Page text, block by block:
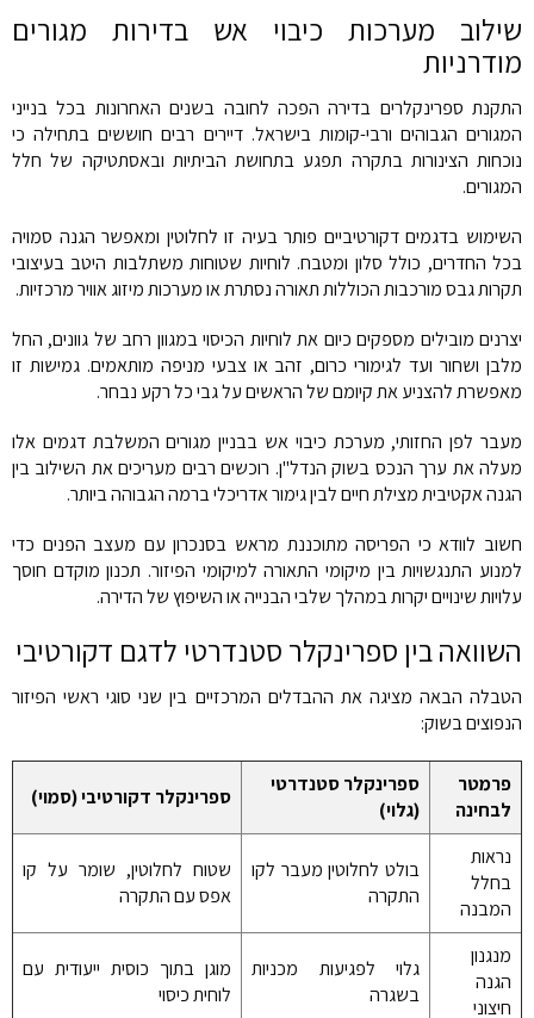
שילוב מערכות כיבוי אש בדירות מגורים
מודרניות
התקנת ספרינקלרים בדירה הפכה לחובה בשנים האחרונות בכל בנייני
המגורים הגבוהים ורבי-קומות בישראל. דיירים רבים חוששים בתחילה כי
נוכחות הצינורות בתקרה תפגע בתחושת הביתיות ובאסתטיקה של חלל
המגורים.
השימוש בדגמים דקורטיביים פותר בעיה זו לחלוטין ומאפשר הגנה סמויה
בכל החדרים, כולל סלון ומטבח. לוחיות שטוחות משתלבות היטב בעיצובי
תקרות גבס מורכבות הכוללות תאורה נסתרת או מערכות מיזוג אוויר מרכזיות.
יצרנים מובילים מספקים כיום את לוחיות הכיסוי במגוון רחב של גוונים, החל
מלבן ושחור ועד לגימורי כרום, זהב או צבעי מניפה מותאמים. גמישות זו
מאפשרת להצניע את קיומם של הראשים על גבי כל רקע נבחר.
מעבר לפן החזותי, מערכת כיבוי אש בבניין מגורים המשלבת דגמים אלו
מעלה את ערך הנכס בשוק הנדל"ן. רוכשים רבים מעריכים את השילוב בין
הגנה אקטיבית מצילת חיים לבין גימור אדריכלי ברמה הגבוהה ביותר.
חשוב לוודא כי הפריסה מתוכננת מראש בסנכרון עם מעצב הפנים כדי
למנוע התנגשויות בין מיקומי התאורה למיקומי הפיזור. תכנון מוקדם חוסך
עלויות שינויים יקרות במהלך שלבי הבנייה או השיפוץ של הדירה.
השוואה בין ספרינקלר סטנדרטי לדגם דקורטיבי
הטבלה הבאה מציגה את ההבדלים המרכזיים בין שני סוגי ראשי הפיזור
הנפוצים בשוק:
פרמטר
לבחינה
ספרינקלר סטנדרטי
(גלוי)
ספרינקלר דקורטיבי (סמוי)
נראות
בחלל
המבנה
בולט לחלוטין מעבר לקו
התקרה
שטוח לחלוטין, שומר על קו
אפס עם התקרה
מנגנון
הגנה
חיצוני
גלוי לפגיעות מכניות
בשגרה
מוגן בתוך כוסית ייעודית עם
לוחית כיסוי